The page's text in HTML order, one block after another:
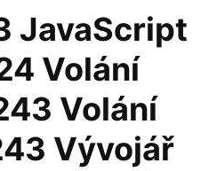
JavaScript
Volání
Volání
Vývojář